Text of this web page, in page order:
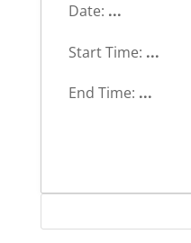
Date: ...
Start Time: ...
End Time: ...